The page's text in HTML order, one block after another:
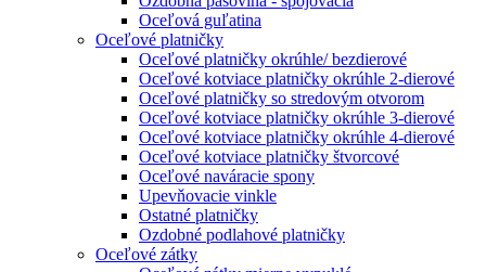
Oceľová guľatina
Oceľové platničky
Oceľové platničky okrúhle/ bezdierové
Oceľové kotviace platničky okrúhle 2-dierové
Oceľové platničky so stredovým otvorom
Oceľové kotviace platničky okrúhle 3-dierové
Oceľové kotviace platničky okrúhle 4-dierové
Oceľové kotviace platničky štvorcové
Oceľové naváracie spony
Upevňovacie vinkle
Ostatné platničky
Ozdobné podlahové platničky
Oceľové zátky